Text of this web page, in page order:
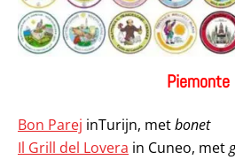
Piemonte
Bon Parej inTurijn, metbonet
Il Grill del Lovera in Cuneo, met